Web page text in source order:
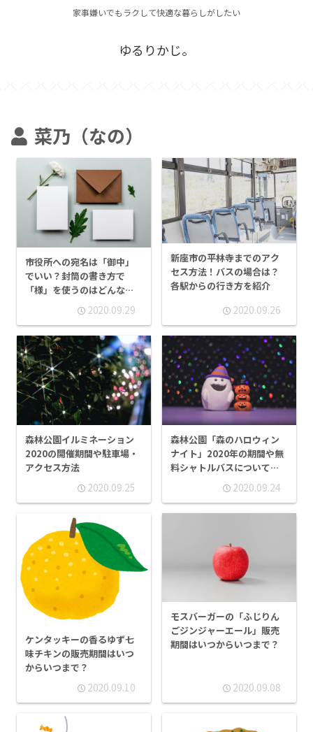
家事嫌いでもラクして快適な暮らしがしたい
ゆるりかじ。
菜乃（なの）
市役所への宛名は「御中」
でいい？封筒の書き方で
「様」を使うのはどんなと
2020.09.29
新座市の平林寺までのアク
セス方法！バスの場合は？
各駅からの行き方を紹介
2020.09.26
森林公園イルミネーション
2020の開催期間や駐車場・
アクセス方法
2020.09.25
森林公園「森のハロウィン
ナイト」2020年の期間や無
料シャトルバスについて紹
2020.09.24
ケンタッキーの香るゆず七
味チキンの販売期間はいつ
からいつまで？
2020.09.10
モスバーガーの「ふじりん
ごジンジャーエール」販売
期間はいつからいつまで？
2020.09.08